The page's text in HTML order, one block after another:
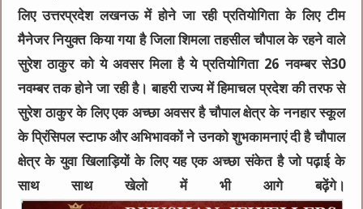
लिए उत्तरप्रदेश लखनऊ में होने जा रही प्रतियोगिता के लिए टीम
मैनेजर नियुक्त किया गया है जिला शिमला तहसील चौपाल के रहने वाले
सुरेश ठाकुर को ये अवसर मिला है ये प्रतियोगिता 26 नवम्बर से30
नवम्बर तक होने जा रही है। बाहरी राज्य में हिमाचल प्रदेश की तरफ से
सुरेश ठाकुर के लिए एक अच्छा अवसर है चौपाल क्षेत्र के ननहार स्कूल
के प्रिंसिपल स्टाफ और अभिभावकों ने उनको शुभकामनाएं दी है चौपाल
क्षेत्र के युवा खिलाड़ियों के लिए यह एक अच्छा संकेत है जो पढ़ाई के
साथ साथ खेलो में भी आगे बढ़ेंगे।